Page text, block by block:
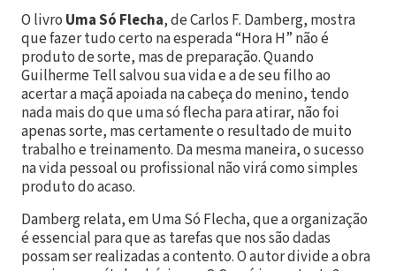
O livro Uma Só Flecha, de Carlos F. Damberg, mostra
que fazer tudo certo na esperada “Hora H” não é
produto de sorte, mas de preparação. Quando
Guilherme Tell salvou sua vida e a de seu filho ao
acertar a maçã apoiada na cabeça do menino, tendo
nada mais do que uma só flecha para atirar, não foi
apenas sorte, mas certamente o resultado de muito
trabalho e treinamento. Da mesma maneira, o sucesso
na vida pessoal ou profissional não virá como simples
produto do acaso.
Damberg relata, em Uma Só Flecha, que a organização
é essencial para que as tarefas que nos são dadas
possam ser realizadas a contento. O autor divide a obra